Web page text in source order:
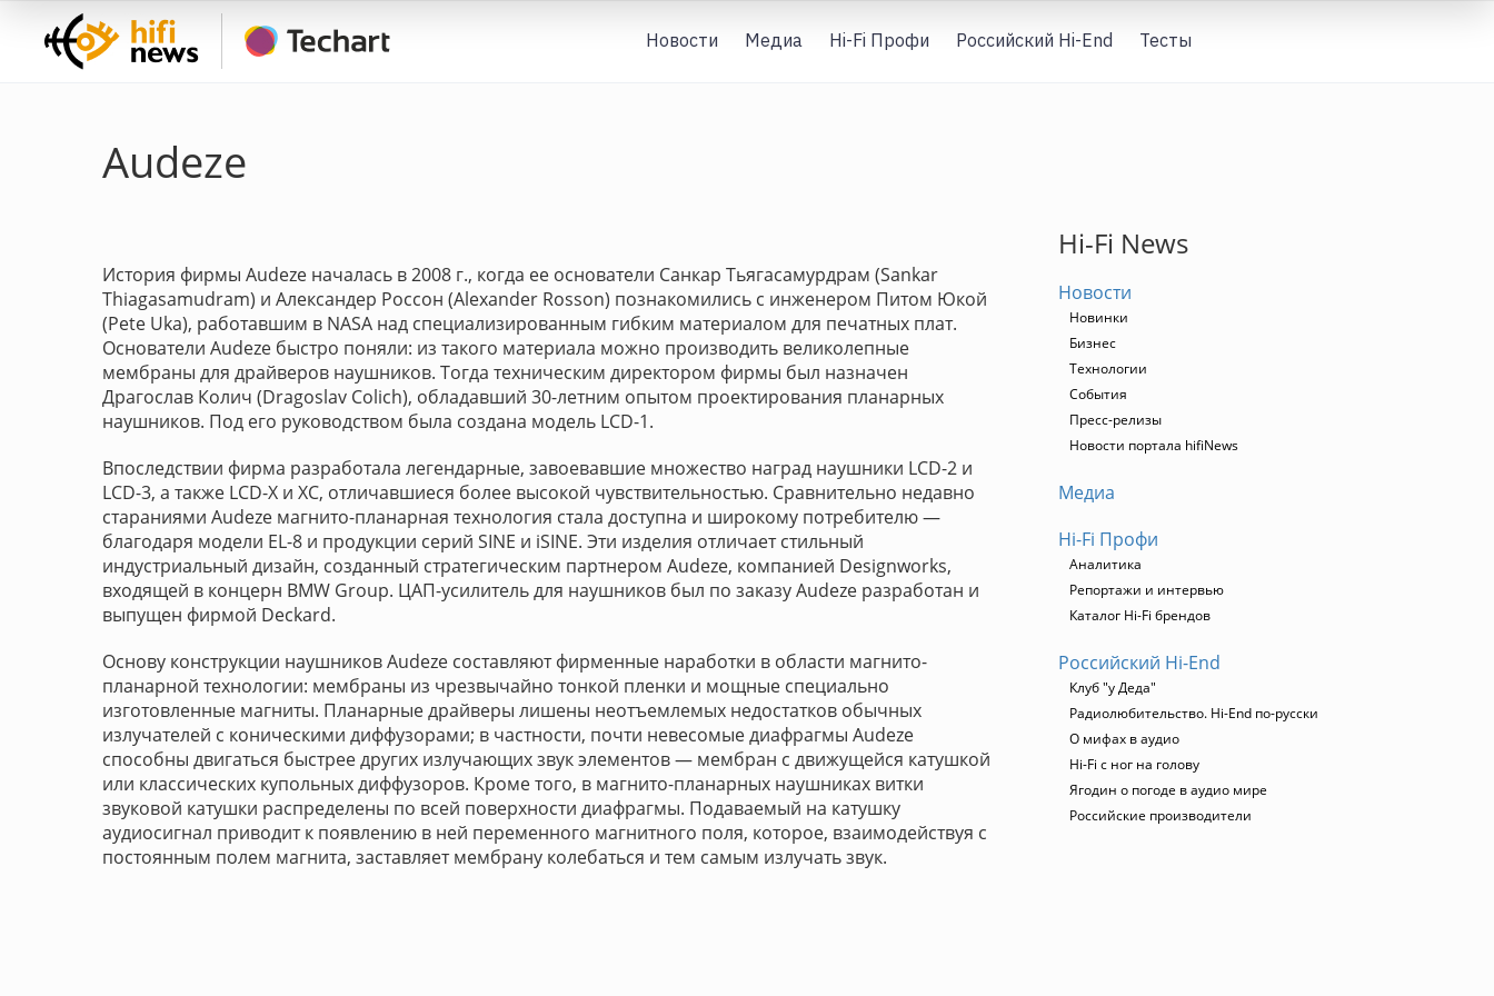
Новости Медиа Hi-Fi Профи Российский Hi-End Тесты
Audeze
История фирмы Audeze началась в 2008 г., когда ее основатели Санкар Тьягасамурдрам (Sankar
Thiagasamudram) и Александер Россон (Alexander Rosson) познакомились с инженером Питом Юкой
(Pete Uka), работавшим в NASA над специализированным гибким материалом для печатных плат.
Основатели Audeze быстро поняли: из такого материала можно производить великолепные
мембраны для драйверов наушников. Тогда техническим директором фирмы был назначен
Драгослав Колич (Dragoslav Colich), обладавший 30-летним опытом проектирования планарных
наушников. Под его руководством была создана модель LCD-1.
Впоследствии фирма разработала легендарные, завоевавшие множество наград наушники LCD-2 и
LCD-3, а также LCD-X и XC, отличавшиеся более высокой чувствительностью. Сравнительно недавно
стараниями Audeze магнито-планарная технология стала доступна и широкому потребителю —
благодаря модели EL-8 и продукции серий SINE и iSINE. Эти изделия отличает стильный
индустриальный дизайн, созданный стратегическим партнером Audeze, компанией Designworks,
входящей в концерн BMW Group. ЦАП-усилитель для наушников был по заказу Audeze разработан и
выпущен фирмой Deckard.
Основу конструкции наушников Audeze составляют фирменные наработки в области магнито-
планарной технологии: мембраны из чрезвычайно тонкой пленки и мощные специально
изготовленные магниты. Планарные драйверы лишены неотъемлемых недостатков обычных
излучателей с коническими диффузорами; в частности, почти невесомые диафрагмы Audeze
способны двигаться быстрее других излучающих звук элементов — мембран с движущейся катушкой
или классических купольных диффузоров. Кроме того, в магнито-планарных наушниках витки
звуковой катушки распределены по всей поверхности диафрагмы. Подаваемый на катушку
аудиосигнал приводит к появлению в ней переменного магнитного поля, которое, взаимодействуя с
постоянным полем магнита, заставляет мембрану колебаться и тем самым излучать звук.
Hi-Fi News
Новости
Новинки
Бизнес
Технологии
События
Пресс-релизы
Новости портала hifiNews
Медиа
Hi-Fi Профи
Аналитика
Репортажи и интервью
Каталог Hi-Fi брендов
Российский Hi-End
Клуб "у Деда"
Радиолюбительство. Hi-End по-русски
О мифах в аудио
Hi-Fi с ног на голову
Ягодин о погоде в аудио мире
Российские производители